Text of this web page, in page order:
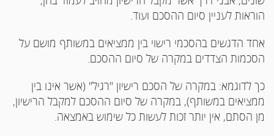
הוראות לעניין סיום ההסכם ועוד.
אחד הדגשים בהסכמי רישוי בין ממציאים במשותף מושם על
הסכמות הצדדים במקרה של סיום ההסכם.
כך לדוגמא: במקרה של הסכם רישיון "רגיל" (אשר אינו בין
ממציאים במשותף), במקרה של סיום ההסכם למקבל הרישיון,
מן הסתם, אין יותר זכות לעשות כל שימוש באמצאה.